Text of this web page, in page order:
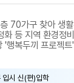
70가구 찾아 생
화 등 지역 환경정
행복두끼 프로젝트
입시 신(편)입학